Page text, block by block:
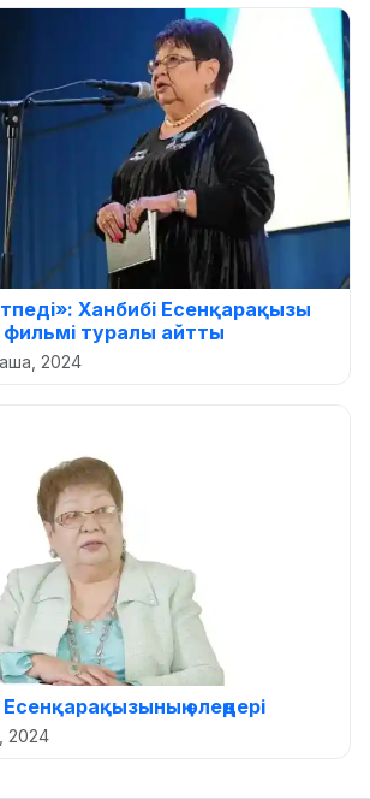
Ханбибі Есенқарақызы
туралы айтты
2024
өлеңдері
2024